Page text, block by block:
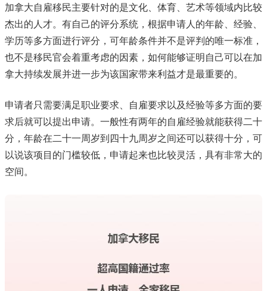
加拿大自雇移民主要针对的是文化、体育、艺术等领域内比较
杰出的人才。有自己的评分系统，根据申请人的年龄、经验、
学历等多方面进行评分，可年龄条件并不是评判的唯一标准，
也不是移民官会着重考虑的因素，如何能够证明自己可以在加
拿大持续发展并进一步为该国家带来利益才是最重要的。
申请者只需要满足职业要求、自雇要求以及经验等多方面的要
求后就可以提出申请。一般性有两年的自雇经验就能获得二十
分，年龄在二十一周岁到四十九周岁之间还可以获得十分，可
以说该项目的门槛较低，申请起来也比较灵活，具有非常大的
空间。